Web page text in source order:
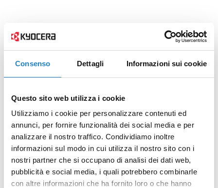
Consenso Dettagli Informazioni sui cookie
Questo sito web utilizza i cookie
Utilizziamo i cookie per personalizzare contenuti ed
annunci, per fornire funzionalità dei social media e per
analizzare il nostro traffico. Condividiamo inoltre
informazioni sul modo in cui utilizza il nostro sito con i
nostri partner che si occupano di analisi dei dati web,
pubblicità e social media, i quali potrebbero combinarle
con altre informazioni che ha fornito loro o che hanno